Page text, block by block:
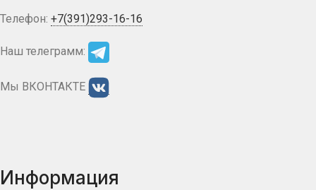
Телефон: +7(391)293-16-16
Наш телеграмм:
Мы ВКОНТАКТЕ
Информация